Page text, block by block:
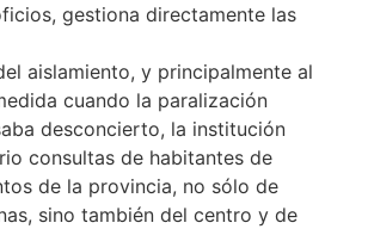
gestiona directamente las
aislamiento, y principalmente al
cuando la paralización
desconcierto, la institución
consultas de habitantes de
de la provincia, no sólo de
sino también del centro y de